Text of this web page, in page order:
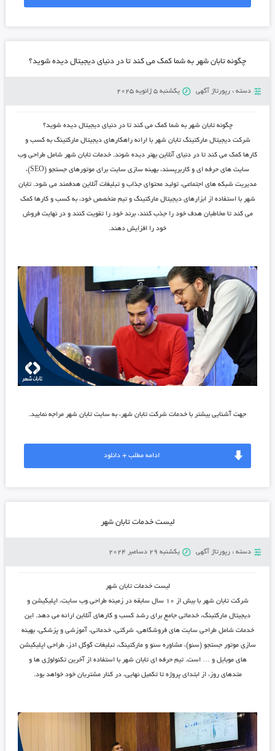
چگونه تابان شهر به شما کمک می ‌کند تا در دنیای دیجیتال دیده شوید؟
دسته : رپورتاژ آگهی یکشنبه 5 ژانویه 2025
چگونه تابان شهر به شما کمک می ‌کند تا در دنیای دیجیتال دیده شوید؟
شرکت دیجیتال مارکتینگ تابان شهر با ارائه راهکارهای دیجیتال مارکتینگ به کسب و
کارها کمک می ‌کند تا در دنیای آنلاین بهتر دیده شوند. خدمات تابان شهر شامل طراحی وب‌
سایت‌ های حرفه ‌ای و کاربرپسند، بهینه‌ سازی سایت برای موتورهای جستجو (SEO)،
مدیریت شبکه ‌های اجتماعی، تولید محتوای جذاب و تبلیغات آنلاین هدفمند می ‌شود. تابان
شهر با استفاده از ابزارهای دیجیتال مارکتینگ و تیم متخصص خود، به کسب و کارها کمک
می‌ کند تا مخاطبان هدف خود را جذب کنند، برند خود را تقویت کنند و در نهایت فروش
خود را افزایش دهند.
جهت آشنایی بیشتر با خدمات شرکت تابان شهر، به سایت تابان شهر مراجه نمایید.
ادامه مطلب + دانلود
لیست خدمات تابان شهر
دسته : رپورتاژ آگهی یکشنبه 29 دسامبر 2024
لیست خدمات تابان شهر
شرکت تابان شهر با بیش از ۱۰ سال سابقه در زمینه طراحی وب ‌سایت، اپلیکیشن و
دیجیتال مارکتینگ، خدماتی جامع برای رشد کسب‌ و کارهای آنلاین ارائه می‌ دهد. این
خدمات شامل طراحی سایت ‌های فروشگاهی، شرکتی، خدماتی، آموزشی و پزشکی، بهینه
‌سازی موتور جستجو (سئو)، مشاوره سئو و مارکتینگ، تبلیغات گوگل ادز، طراحی اپلیکیشن‌
های موبایل و … است. تیم حرفه‌ ای تابان شهر با استفاده از آخرین تکنولوژی ‌ها و
متدهای روز، از ابتدای پروژه تا تکمیل نهایی، در کنار مشتریان خود خواهد بود.